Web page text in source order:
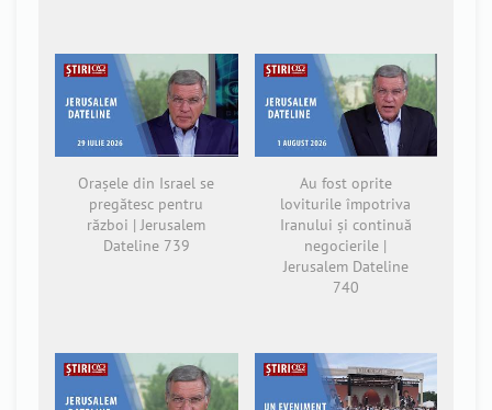
Orașele din Israel se
pregătesc pentru
război | Jerusalem
Dateline 739
Au fost oprite
loviturile împotriva
Iranului și continuă
negocierile |
Jerusalem Dateline
740